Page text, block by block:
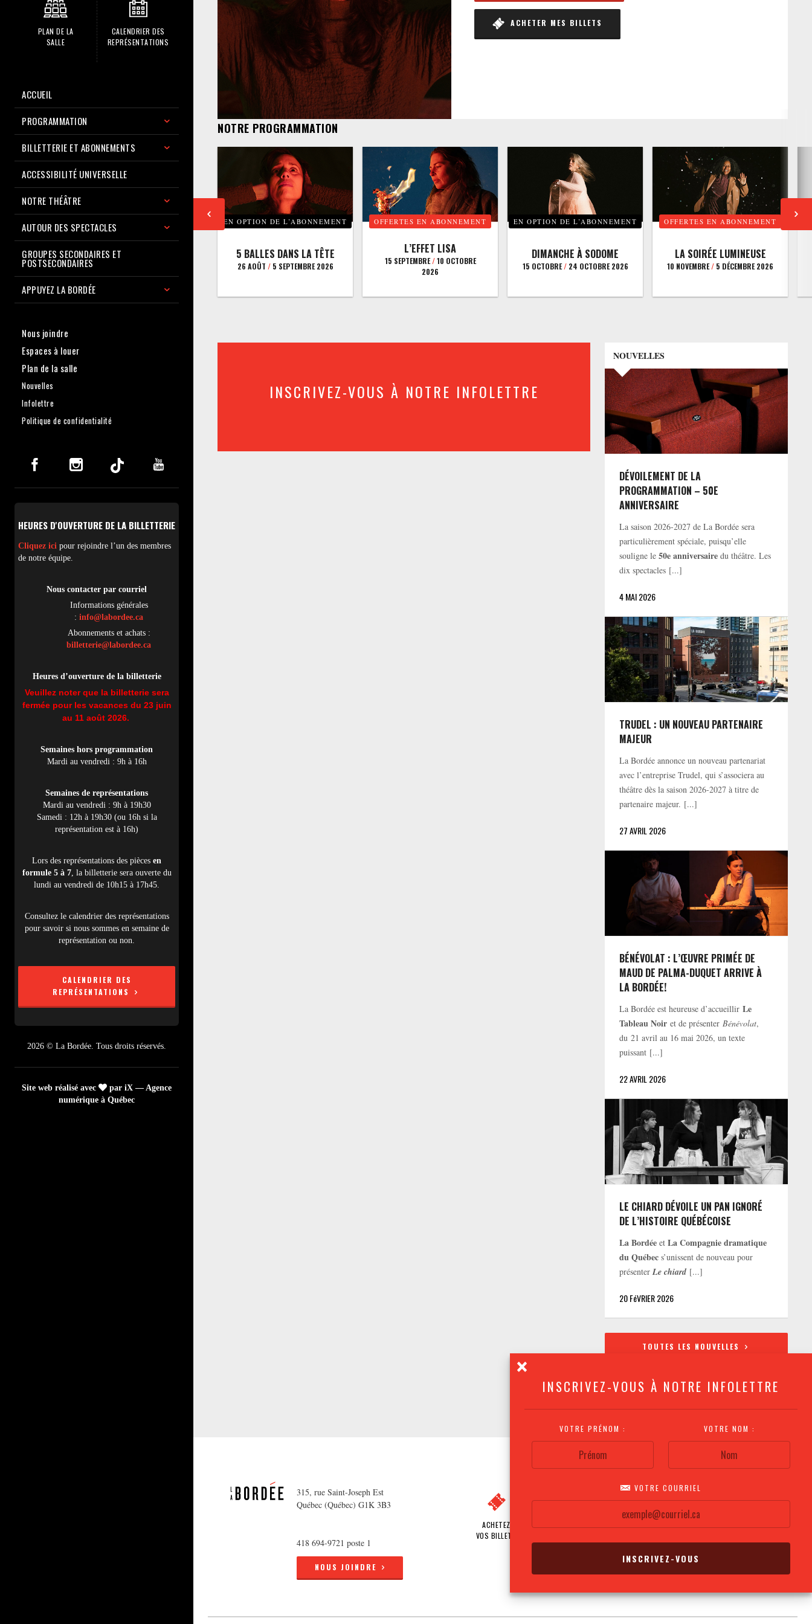
INSCRIVEZ-VOUS À NOTRE INFOLETTRE
VOTRE PRÉNOM : VOTRE NOM :
VOTRE COURRIEL
PLAN DE LA
SALLE
CALENDRIER DES
REPRÉSENTATIONS
ACCUEIL
PROGRAMMATION
BILLETTERIE ET ABONNEMENTS
ACCESSIBILITÉ UNIVERSELLE
NOTRE THÉÂTRE
AUTOUR DES SPECTACLES
GROUPES SECONDAIRES ET
POSTSECONDAIRES
APPUYEZ LA BORDÉE
Nous joindre
Espaces à louer
Plan de la salle
Nouvelles
Infolettre
Politique de confidentialité
HEURES D'OUVERTURE DE LA BILLETTERIE
Cliquez ici pour rejoindre l’un des membres
de notre équipe.
Nous contacter par courriel
Informations générales
: info@labordee.ca
Abonnements et achats :
billetterie@labordee.ca
Heures d’ouverture de la billetterie
Veuillez noter que la billetterie sera
fermée pour les vacances du 23 juin
au 11 août 2026.
Semaines hors programmation
Mardi au vendredi : 9h à 16h
Semaines de représentations
Mardi au vendredi : 9h à 19h30
Samedi : 12h à 19h30 (ou 16h si la
représentation est à 16h)
Lors des représentations des pièces en
formule 5 à 7, la billetterie sera ouverte du
lundi au vendredi de 10h15 à 17h45.
Consultez le calendrier des représentations
pour savoir si nous sommes en semaine de
représentation ou non.
CALENDRIER DES
REPRÉSENTATIONS
2026 © La Bordée. Tous droits réservés.
Site web réalisé avec
par iX — Agence
numérique à Québec
ACHETER MES BILLETS
NOTRE PROGRAMMATION
EN OPTION DE L’ABONNEMENT
5 BALLES DANS LA TÊTE
26 AOÛT /5 SEPTEMBRE 2026
OFFERTES EN ABONNEMENT
L’EFFET LISA
15 SEPTEMBRE/10 OCTOBRE
2026
EN OPTION DE L’ABONNEMENT
DIMANCHE À SODOME
15 OCTOBRE/24 OCTOBRE 2026
OFFERTES EN ABONNEMENT
LA SOIRÉE LUMINEUSE
10 NOVEMBRE/ 5 DÉCEMBRE 2026
INSCRIVEZ-VOUS À NOTRE INFOLETTRE
NOUVELLES
DÉVOILEMENT DE LA
PROGRAMMATION – 50E
ANNIVERSAIRE
La saison 2026-2027 de La Bordée sera
particulièrement spéciale, puisqu’elle
souligne le50e anniversaire du théâtre. Les
dix spectacles [...]
4 MAI 2026
TRUDEL : UN NOUVEAU PARTENAIRE
MAJEUR
La Bordée annonce un nouveau partenariat
avec l’entreprise Trudel, qui s’associera au
théâtre dès la saison 2026-2027 à titre de
partenaire majeur. [...]
27 AVRIL 2026
BÉNÉVOLAT : L’ŒUVRE PRIMÉE DE
MAUD DE PALMA-DUQUET ARRIVE À
LA BORDÉE!
La Bordée est heureuse d’accueillirLe
Tableau Noir et de présenterBénévolat,
du 21 avril au 16 mai 2026, un texte
puissant [...]
22 AVRIL 2026
LE CHIARD DÉVOILE UN PAN IGNORÉ
DE L’HISTOIRE QUÉBÉCOISE
La Bordée etLa Compagnie dramatique
du Québec s’unissent de nouveau pour
présenterLe chiard [...]
20 FéVRIER 2026
TOUTES LES NOUVELLES
315, rue Saint-Joseph Est
Québec (Québec) G1K 3B3
418 694-9721 poste 1
NOUS JOINDRE
ACHETEZ
VOS BILLETS